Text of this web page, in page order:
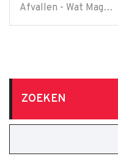
Afvallen - Wat Mag…
ZOEKEN